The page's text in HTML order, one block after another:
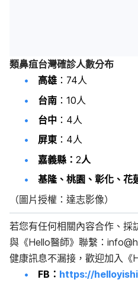
類鼻疽台灣確診人數分布
高雄 ：74人
台南 ：10人
台中 ：4人
屏東 ：4人
嘉義縣： 2人
基隆、桃園、彰化、花
（圖片授權：達志影像）
若您有任何相關內容合作、採
與《Hello醫師》聯繫：
健康訊息不漏接，歡迎加入《
FB： https://